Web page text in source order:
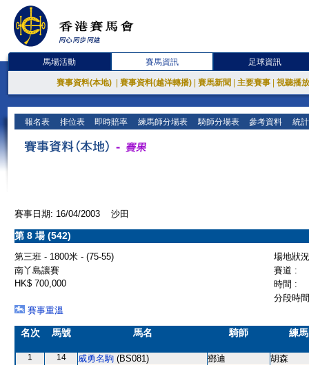
馬場活動 賽馬資訊 足球資訊
賽事資料(本地) 賽事資料(越洋轉播) 賽馬新聞 主要賽事 視聽播
報名表 排位表 即時賠率 練馬師分場表 騎師分場表 參考資料 統
賽事日期: 16/04/2003 沙田
第 8 場 (542)
第三班 - 1800米 - (75-55)
場地狀
南丫島讓賽
賽道 :
HK$ 700,000
時間 :
分段時
賽事重溫
名次 馬號 馬名 騎師 練
1 14 威勇名駒 (BS081) 鄧迪 胡森